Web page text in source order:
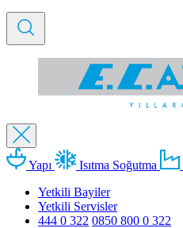
Yapı Isıtma Soğutma
Yetkili Bayiler
Yetkili Servisler
444 0 322 0850 800 0 322